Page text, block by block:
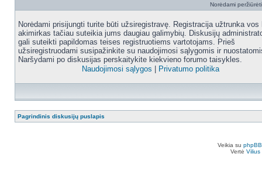
Norėdami
Norėdami prisijungti turite būti užsiregistravę. Registracija užtrunka vos
akimirkas tačiau suteikia jums daugiau galimybių. Diskusijų
gali suteikti papildomas teises registruotiems vartotojams. Prieš
užsiregistruodami susipažinkite su naudojimosi sąlygomis ir
Naršydami po diskusijas perskaitykite kiekvieno forumo taisykles.
Naudojimosi sąlygos
Privatumo politika
Pagrindinis diskusijų puslapis
Veikia su phpBB
Vertė Vilius